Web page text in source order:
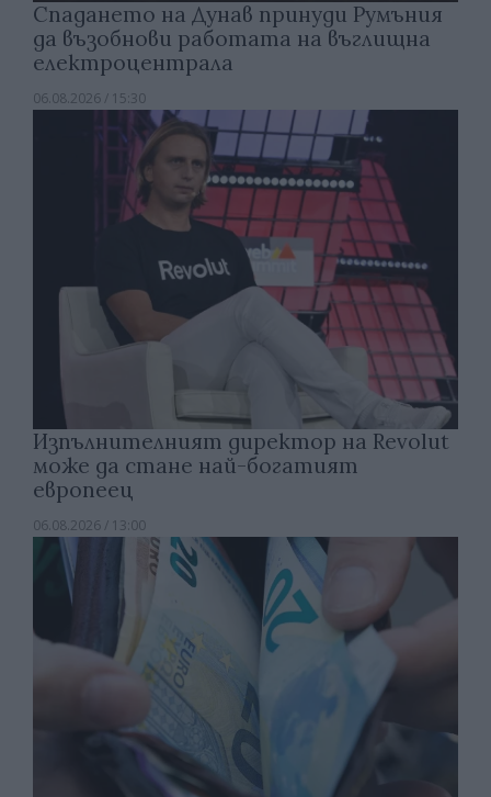
Спадането на Дунав принуди Румъния
да възобнови работата на въглищна
електроцентрала
06.08.2026 / 15:30
Изпълнителният директор на Revolut
може да стане най-богатият
европеец
06.08.2026 / 13:00